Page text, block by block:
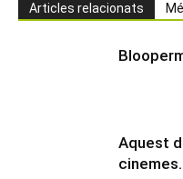
Articles relacionats
Aquest